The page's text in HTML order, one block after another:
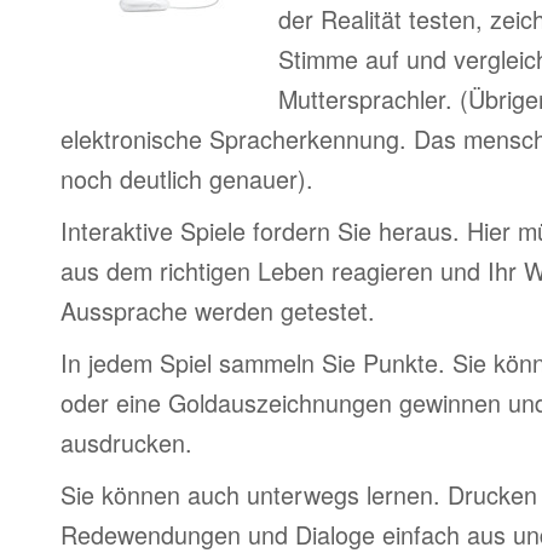
der Realität testen,
Stimme auf und
Muttersprachler.
elektronische Spracherkennung. Das
noch deutlich genauer).
Interaktive Spiele fordern Sie heraus. Hier
aus dem richtigen Leben reagieren und Ihr
Aussprache werden getestet.
In jedem Spiel sammeln Sie Punkte. Sie
oder eine Goldauszeichnungen gewinnen
ausdrucken.
Sie können auch unterwegs lernen.
Redewendungen und Dialoge einfach aus